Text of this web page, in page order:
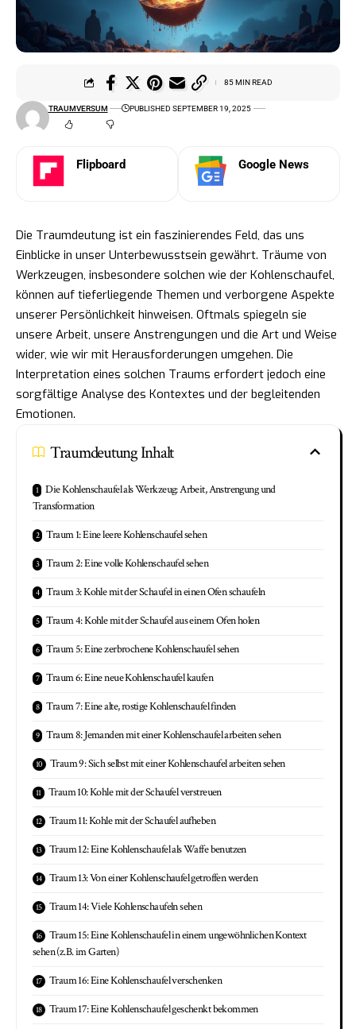
TRAUMVERSUM PUBLISHED SEPTEMBER 19, 2025
85 MIN READ
Flipboard Google News
Die Traumdeutung ist ein faszinierendes Feld, das uns
Einblicke in unser Unterbewusstsein gewährt. Träume von
Werkzeugen, insbesondere solchen wie der Kohlenschaufel,
können auf tieferliegende Themen und verborgene Aspekte
unserer Persönlichkeit hinweisen. Oftmals spiegeln sie
unsere Arbeit, unsere Anstrengungen und die Art und Weise
wider, wie wir mit Herausforderungen umgehen. Die
Interpretation eines solchen Traums erfordert jedoch eine
sorgfältige Analyse des Kontextes und der begleitenden
Emotionen.
Traumdeutung Inhalt
Die Kohlenschaufel als Werkzeug: Arbeit, Anstrengung und
Transformation
Traum 1: Eine leere Kohlenschaufel sehen
Traum 2: Eine volle Kohlenschaufel sehen
Traum 3: Kohle mit der Schaufel in einen Ofen schaufeln
Traum 4: Kohle mit der Schaufel aus einem Ofen holen
Traum 5: Eine zerbrochene Kohlenschaufel sehen
Traum 6: Eine neue Kohlenschaufel kaufen
Traum 7: Eine alte, rostige Kohlenschaufel finden
Traum 8: Jemanden mit einer Kohlenschaufel arbeiten sehen
Traum 9: Sich selbst mit einer Kohlenschaufel arbeiten sehen
Traum 10: Kohle mit der Schaufel verstreuen
Traum 11: Kohle mit der Schaufel aufheben
Traum 12: Eine Kohlenschaufel als Waffe benutzen
Traum 13: Von einer Kohlenschaufel getroffen werden
Traum 14: Viele Kohlenschaufeln sehen
Traum 15: Eine Kohlenschaufel in einem ungewöhnlichen Kontext
sehen (z.B. im Garten)
Traum 16: Eine Kohlenschaufel verschenken
Traum 17: Eine Kohlenschaufel geschenkt bekommen